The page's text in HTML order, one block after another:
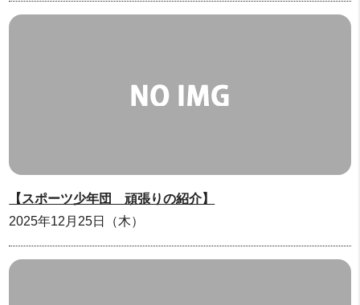
【スポーツ少年団 頑張りの紹介】
2025年12月25日（木）